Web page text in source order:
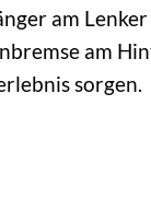
am
am
sorgen.